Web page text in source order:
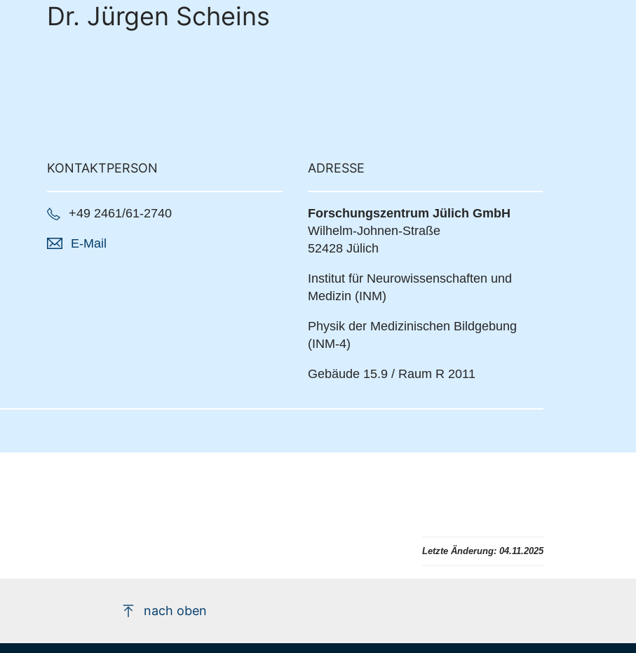
Dr. Jürgen Scheins
KONTAKTPERSON
+49 2461/61-2740
E-Mail
ADRESSE
Forschungszentrum Jülich GmbH
Wilhelm-Johnen-Straße
52428 Jülich
Institut für Neurowissenschaften und
Medizin (INM)
Physik der Medizinischen Bildgebung
(INM-4)
Gebäude 15.9 / Raum R 2011
Letzte Änderung: 04.11.2025
nach oben